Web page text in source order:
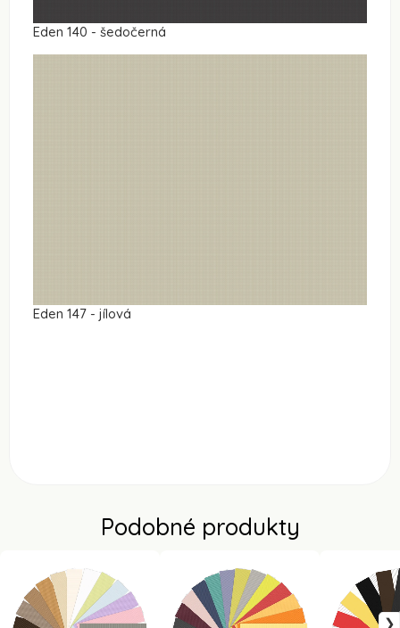
Eden 140 - šedočerná
Eden 147 - jílová
Podobné produkty